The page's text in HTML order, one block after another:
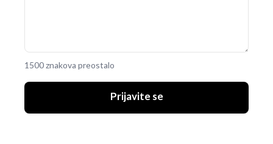
1500 znakova preostalo
Prijavite se